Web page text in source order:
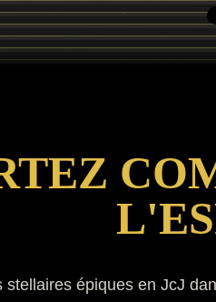
stellaires épiques en JcJ